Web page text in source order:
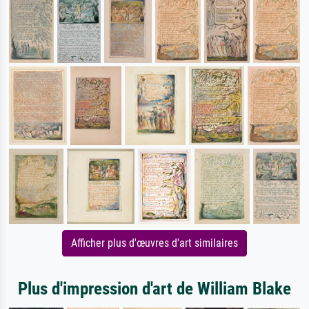
Afficher plus d'œuvres d'art similaires
Plus d'impression d'art de William Blake